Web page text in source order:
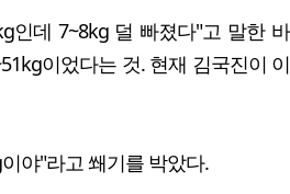
인데 7~8kg 덜 빠졌다"고 말한 바
이었다는 것. 현재 김국진이 이
야"라고 쐐기를 박았다.